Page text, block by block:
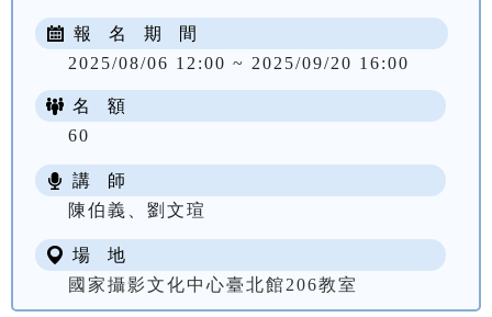
報 名 期 間
2025/08/06 12:00 ~ 2025/09/20 16:00
名 額
60
講 師
陳伯義、劉文瑄
場 地
國家攝影文化中心臺北館206教室